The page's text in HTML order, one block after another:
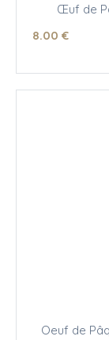
Œuf de
8.00 €
Oeuf de